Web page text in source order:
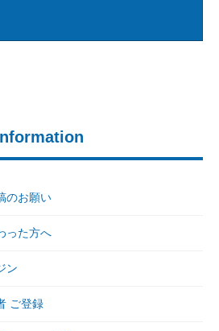
のお願い
った方へ
ン
ご登録